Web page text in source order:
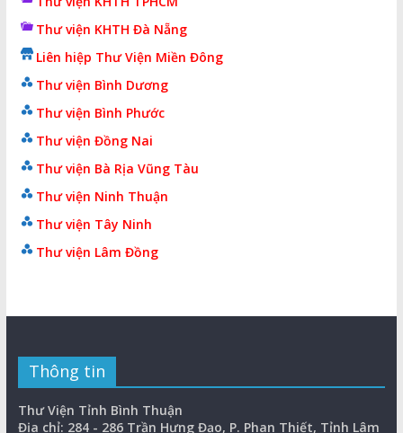
Thư viện KHTH Đà Nẵng
Liên hiệp Thư Viện Miền Đông
Thư viện Bình Dương
Thư viện Bình Phước
Thư viện Đồng Nai
Thư viện Bà Rịa Vũng Tàu
Thư viện Ninh Thuận
Thư viện Tây Ninh
Thư viện Lâm Đồng
Thông tin
Thư Viện Tỉnh Bình Thuận
Địa chỉ: 284 - 286 Trần Hưng Đạo, P. Phan Thiết, Tỉnh Lâm